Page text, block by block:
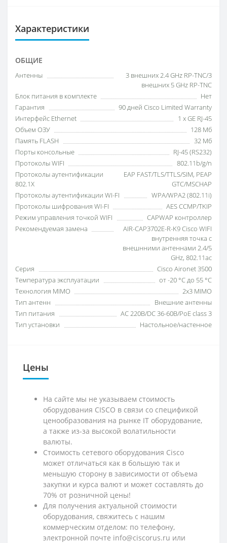
Характеристики
ОБЩИЕ
Антенны
3 внешних 2.4 GHz RP-TNC/3
внешних 5 GHz RP-TNC
Блок питания в комплекте
Нет
Гарантия
90 дней Cisco Limited Warranty
Интерфейс Ethernet
1 x GE RJ-45
Объем ОЗУ
128 Мб
Память FLASH
32 Мб
Порты консольные
RJ-45 (RS232)
Протоколы WIFI
802.11b/g/n
Протоколы аутентификации
802.1X
EAP FAST/TLS/TTLS/SIM, PEAP
GTC/MSCHAP
Протоколы аутентификации WI-FI
WPA/WPA2 (802.11i)
Протоколы шифрования WI-FI
AES CCMP/TKIP
Режим управления точкой WIFI
CAPWAP контроллер
Рекомендуемая замена
AIR-CAP3702E-R-K9 Cisco WIFI
внутренняя точка с
внешнними антеннами 2.4/5
GHz, 802.11ac
Серия
Cisco Aironet 3500
Температура эксплуатации
от -20 °C до 55 °C
Технология MIMO
2x3 MIMO
Тип антенн
Внешние антенны
Тип питания
AC 220В/DC 36-60В/PoE class 3
Тип установки
Настольное/настенное
Цены
На сайте мы не указываем стоимость
оборудования CISCO в связи со спецификой
ценообразования на рынке IT оборудование,
а также из-за высокой волатильности
валюты.
Стоимость сетевого оборудования Cisco
может отличаться как в большую так и
меньшую сторону в зависимости от объема
закупки и курса валют и может составлять до
70% от розничной цены!
Для получения актуальной стоимости
оборудования, свяжитесь с нашим
коммерческим отделом: по телефону,
электронной почте info@ciscorus.ru или